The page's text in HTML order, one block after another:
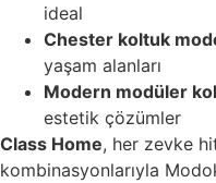
ideal
Chester koltuk
yaşam alanları
Modern modüler
estetik çözümler
Class Home, her zevke
kombinasyonlarıyla